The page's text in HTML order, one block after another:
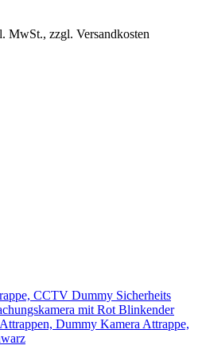
MwSt., zzgl. Versandkosten
CCTV Dummy Sicherheits
mit Rot Blinkender
Dummy Kamera Attrappe,